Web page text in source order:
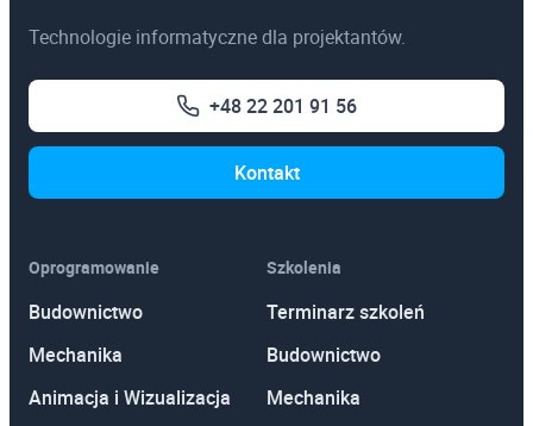
Technologie informatyczne dla projektantów.
+48 22 201 91 56
Kontakt
Oprogramowanie
Budownictwo
Mechanika
Animacja i Wizualizacja
Szkolenia
Terminarz szkoleń
Budownictwo
Mechanika